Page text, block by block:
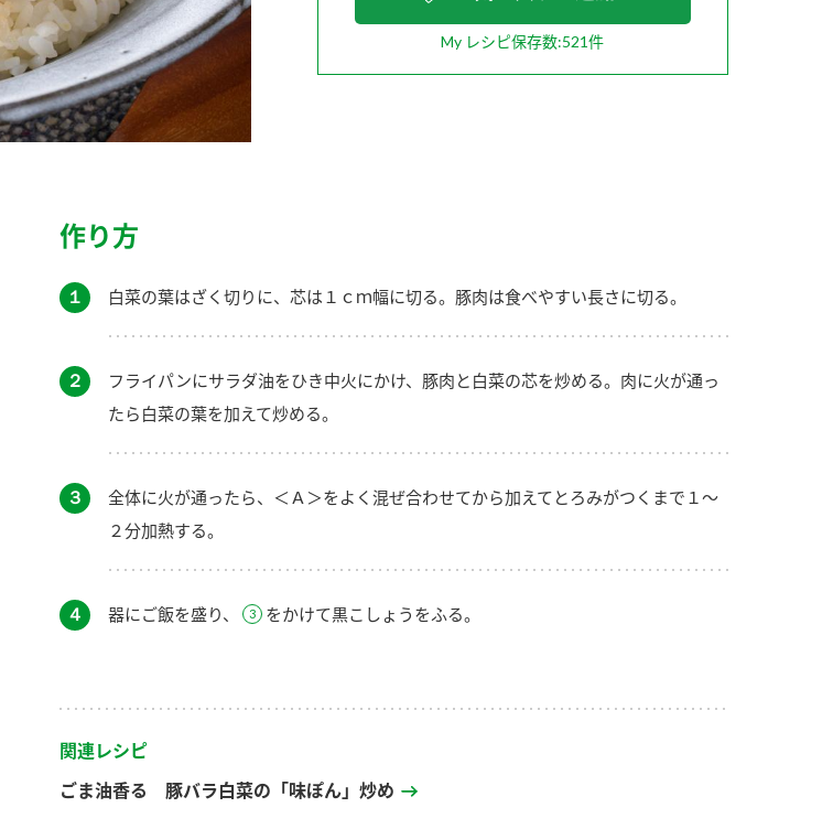
My レシピ保存数:521件
作り方
１ 白菜の葉はざく切りに、芯は１ｃｍ幅に切る。豚肉は食べやすい長さに切る。
２
フライパンにサラダ油をひき中火にかけ、豚肉と白菜の芯を炒める。肉に火が通っ
たら白菜の葉を加えて炒める。
３
全体に火が通ったら、＜Ａ＞をよく混ぜ合わせてから加えてとろみがつくまで１～
２分加熱する。
４ 器にご飯を盛り、 をかけて黒こしょうをふる。
関連レシピ
ごま油香る 豚バラ白菜の「味ぽん」炒め